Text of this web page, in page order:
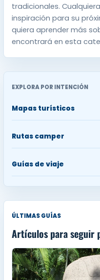
tradicionales.
inspiración para su
quiera aprender más
encontrará en esta
EXPLORA POR INTENCIÓN
Mapas turísticos
Rutas camper
Guías de viaje
ÚLTIMAS GUÍAS
Artículos para seguir